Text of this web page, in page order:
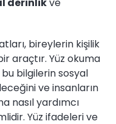
derinlikve
bireylerin kişilik
araçtır. Yüz okuma
bilgilerin sosyal
ve insanların
nasıl yardımcı
Yüz ifadeleri ve